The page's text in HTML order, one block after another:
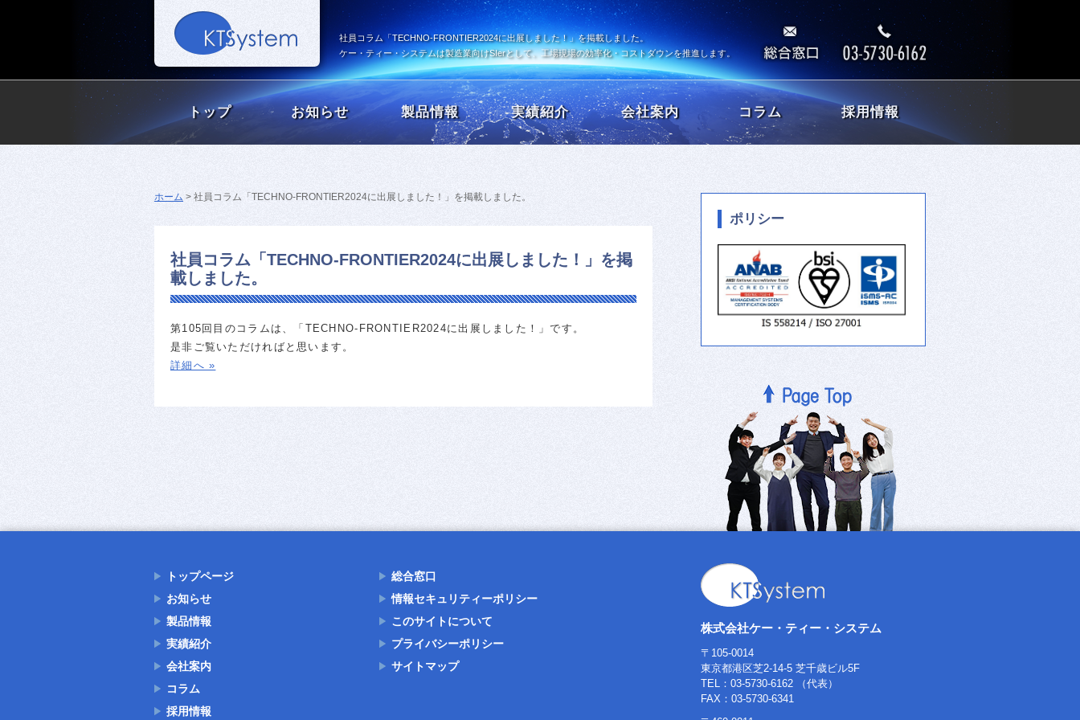
社員コラム「TECHNO-FRONTIER2024に出展しました！」を掲載しました。
ケー・ティー・システムは製造業向けSIerとして、工場現場の効率化・コストダウンを推進します。
トップ お知らせ 製品情報 実績紹介 会社案内 コラム 採用情報
ホーム > 社員コラム「TECHNO-FRONTIER2024に出展しました！」を掲載しました。
社員コラム「TECHNO-FRONTIER2024に出展しました！」を掲
載しました。
第105回目のコラムは、「TECHNO-FRONTIER2024に出展しました！」です。
是非ご覧いただければと思います。
詳細へ »
ポリシー
トップページ
お知らせ
製品情報
実績紹介
会社案内
コラム
採用情報
総合窓口
情報セキュリティーポリシー
このサイトについて
プライバシーポリシー
サイトマップ
株式会社ケー・ティー・システム
〒105-0014
東京都港区芝2-14-5 芝千歳ビル5F
TEL：03-5730-6162 （代表）
FAX：03-5730-6341